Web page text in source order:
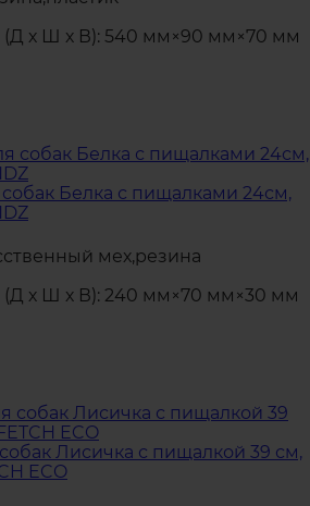
(Д х Ш х В): 540 мм×90 мм×70 мм
Белка с пищалками 24см,
мех,резина
(Д х Ш х В): 240 мм×70 мм×30 мм
Лисичка с пищалкой 39 см,
ECO